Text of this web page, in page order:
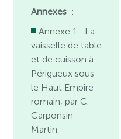
Annexes :
Annexe 1 : La
vaisselle de table
et de cuisson à
Périgueux sous
le Haut Empire
romain, par C.
Carponsin-
Martin